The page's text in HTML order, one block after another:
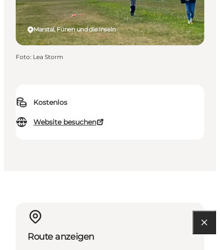
Kostenlos
Website besuchen
Marstal, Fünen und die Inseln
Foto: Lea Storm
Route anzeigen